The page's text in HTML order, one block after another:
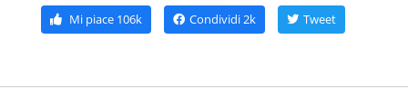
Mi piace 106k Condividi2k Tweet